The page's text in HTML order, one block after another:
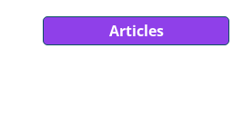
Articles